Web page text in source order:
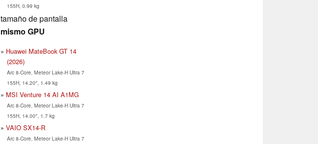
155H, 0.99 kg
tamaño de pantalla
mismo GPU
Huawei MateBook GT 14
(2026)
Arc 8-Core, Meteor Lake-H Ultra 7
155H, 14.20", 1.49 kg
MSI Venture 14 AI A1MG
Arc 8-Core, Meteor Lake-H Ultra 7
155H, 14.00", 1.7 kg
VAIO SX14-R
Arc 8-Core, Meteor Lake-H Ultra 7